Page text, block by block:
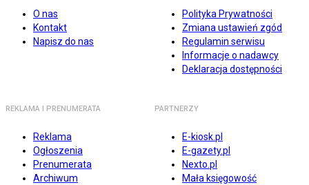
O nas
Kontakt
Napisz do nas
Polityka Prywatności
Zmiana ustawień zgód
Regulamin serwisu
Informacje o nadawcy
Deklaracja dostępności
REKLAMA I PRENUMERATA
Reklama
Ogłoszenia
Prenumerata
Archiwum
PARTNERZY
E-kiosk.pl
E-gazety.pl
Nexto.pl
Mała księgowość